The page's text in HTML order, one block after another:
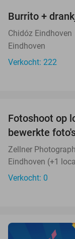
Burrito +
Chidóz Eindhoven
Eindhoven
Verkocht: 222
TODAY
Fotoshoot op
bewerkte
Zellner
Eindhoven (+1
Verkocht: 0